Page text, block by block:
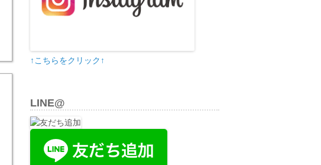
↑こちらをクリック↑
LINE@